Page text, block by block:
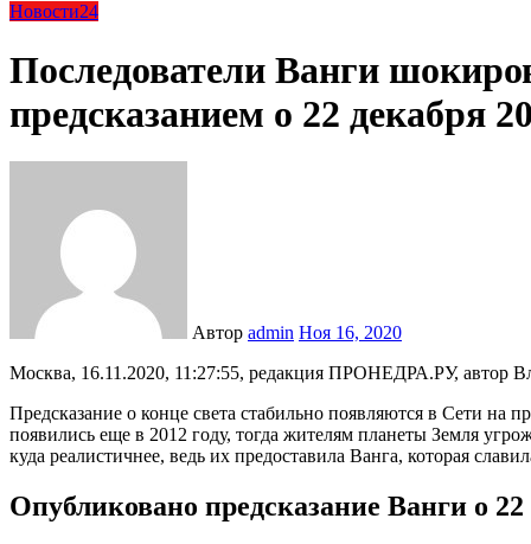
Новости24
Последователи Ванги
предсказанием о 22 декабря
Автор admin Ноя 16, 2020
Москва, 16.11.2020, 11:27:55, редакция ПРОНЕДРА.РУ, автор
Предсказание о конце света стабильно появляются в Сети на
появились еще в 2012 году, тогда жителям планеты Земля
куда реалистичнее, ведь их предоставила Ванга, которая
Опубликовано предсказание Ванги о 22